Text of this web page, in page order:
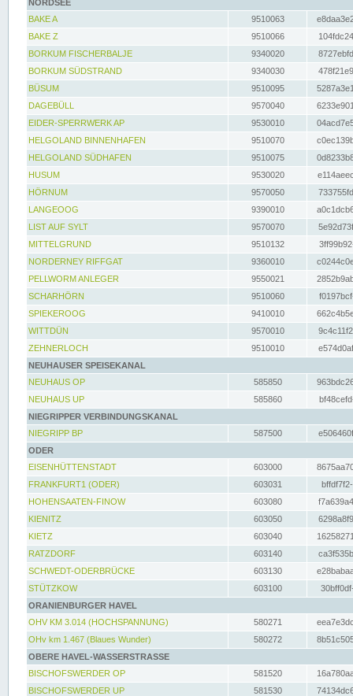
NORDSEE
BAKE A
9510063
BAKE Z
9510066
BORKUM FISCHERBALJE
9340020
BORKUM SÜDSTRAND
9340030
BÜSUM
9510095
DAGEBÜLL
9570040
EIDER-SPERRWERK AP
9530010
HELGOLAND BINNENHAFEN
9510070
HELGOLAND SÜDHAFEN
9510075
HUSUM
9530020
HÖRNUM
9570050
LANGEOOG
9390010
LIST AUF SYLT
9570070
MITTELGRUND
9510132
NORDERNEY RIFFGAT
9360010
PELLWORM ANLEGER
9550021
SCHARHÖRN
9510060
SPIEKEROOG
9410010
WITTDÜN
9570010
ZEHNERLOCH
9510010
NEUHAUSER SPEISEKANAL
NEUHAUS OP
585850
NEUHAUS UP
585860
NIEGRIPPER VERBINDUNGSKANAL
NIEGRIPP BP
587500
ODER
EISENHÜTTENSTADT
603000
FRANKFURT1 (ODER)
603031
HOHENSAATEN-FINOW
603080
KIENITZ
603050
KIETZ
603040
RATZDORF
603140
SCHWEDT-ODERBRÜCKE
603130
STÜTZKOW
603100
ORANIENBURGER HAVEL
OHV KM 3.014 (HOCHSPANNUNG)
580271
OHv km 1.467 (Blaues Wunder)
580272
OBERE HAVEL-WASSERSTRASSE
BISCHOFSWERDER OP
581520
BISCHOFSWERDER UP
581530